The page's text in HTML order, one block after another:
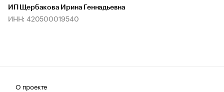
ИП Щербакова Ирина Геннадьевна
ИНН: 420500019540
О проекте